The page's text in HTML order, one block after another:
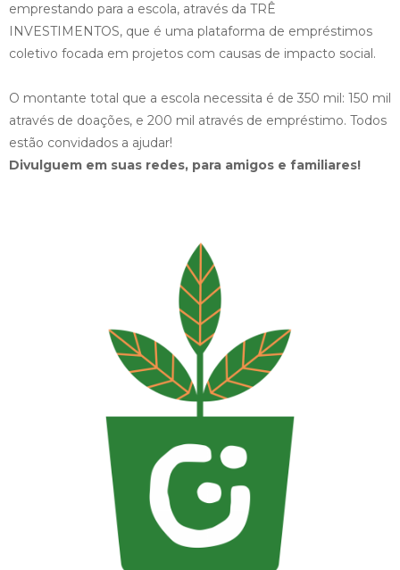
emprestando para a escola, através da TRÊ
INVESTIMENTOS, que é uma plataforma de empréstimos
coletivo focada em projetos com causas de impacto social.
O montante total que a escola necessita é de 350 mil: 150 mil
através de doações, e 200 mil através de empréstimo. Todos
estão convidados a ajudar!
Divulguem em suas redes, para amigos e familiares!